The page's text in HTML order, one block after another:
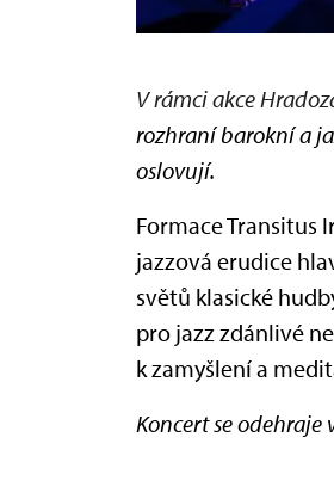
V rámci akce
rozhraní barokní a
oslovují.
Formace Transitus
jazzová erudice
světů klasické
pro jazz zdánlivé
k zamyšlení a
Koncert se odehraje